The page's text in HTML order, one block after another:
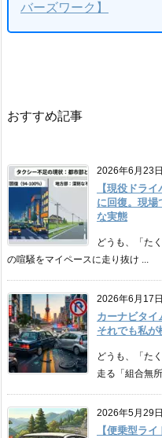
バーズワーク】
おすすめ記事
2026年6月23日
【現役ドラ
に回復。現場
な実態
どうも、「た
の喧騒をマイペースに走り抜け ...
2026年6月17日
カーナビタイ
それでも私が
どうも、「た
走る「組合無
2026年5月29日
【便乗型ラ